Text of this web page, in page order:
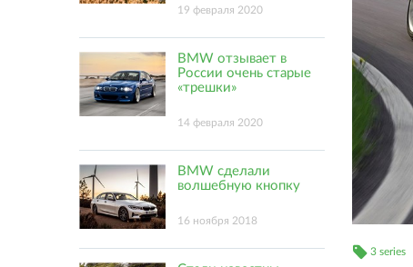
3 series
19 февраля 2020
BMW отзывает в
России очень старые
«трешки»
14 февраля 2020
BMW сделали
волшебную кнопку
16 ноября 2018